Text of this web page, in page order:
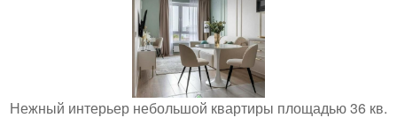
Нежный интерьер небольшой квартиры площадью 36 кв.